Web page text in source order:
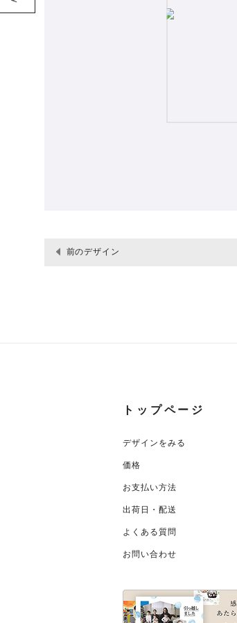
前のデザイン
トップページ
デザインをみる
価格
お支払い方法
出荷日・配送
よくある質問
お問い合わせ